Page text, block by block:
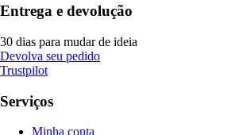
Entrega e devolução
30 dias para mudar de ideia
Devolva seu pedido
Trustpilot
Serviços
Minha conta